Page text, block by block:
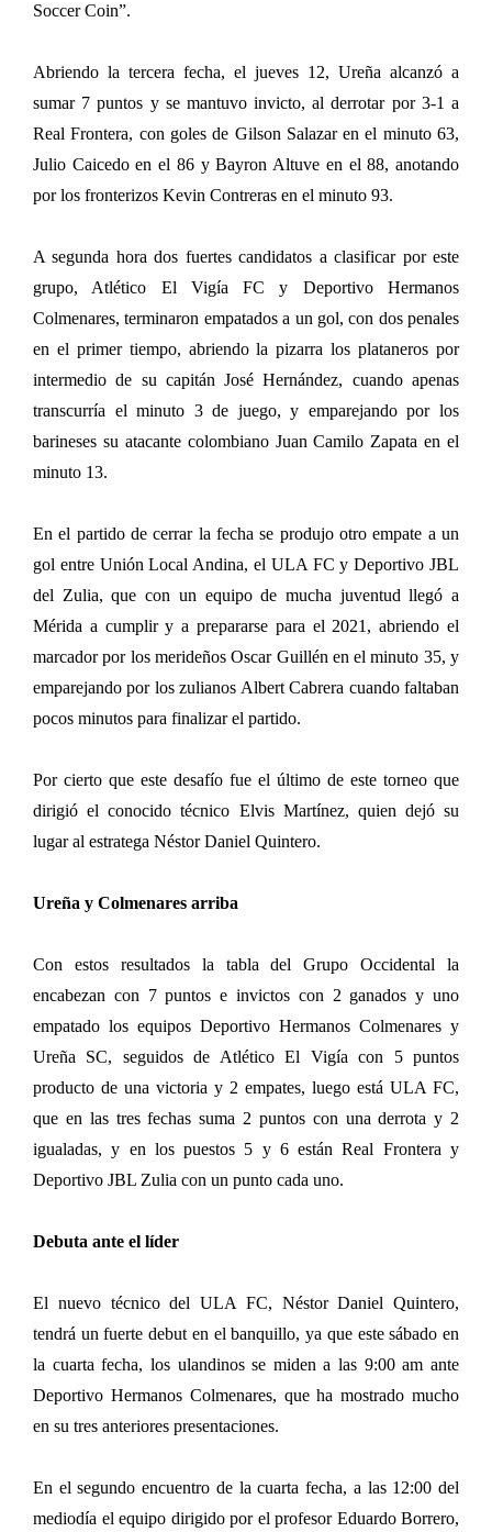
Soccer Coin”.
Abriendo la tercera fecha, el jueves 12, Ureña alcanzó a
sumar 7 puntos y se mantuvo invicto, al derrotar por 3-1 a
Real Frontera, con goles de Gilson Salazar en el minuto 63,
Julio Caicedo en el 86 y Bayron Altuve en el 88, anotando
por los fronterizos Kevin Contreras en el minuto 93.
A segunda hora dos fuertes candidatos a clasificar por este
grupo, Atlético El Vigía FC y Deportivo Hermanos
Colmenares, terminaron empatados a un gol, con dos penales
en el primer tiempo, abriendo la pizarra los plataneros por
intermedio de su capitán José Hernández, cuando apenas
transcurría el minuto 3 de juego, y emparejando por los
barineses su atacante colombiano Juan Camilo Zapata en el
minuto 13.
En el partido de cerrar la fecha se produjo otro empate a un
gol entre Unión Local Andina, el ULA FC y Deportivo JBL
del Zulia, que con un equipo de mucha juventud llegó a
Mérida a cumplir y a prepararse para el 2021, abriendo el
marcador por los merideños Oscar Guillén en el minuto 35, y
emparejando por los zulianos Albert Cabrera cuando faltaban
pocos minutos para finalizar el partido.
Por cierto que este desafío fue el último de este torneo que
dirigió el conocido técnico Elvis Martínez, quien dejó su
lugar al estratega Néstor Daniel Quintero.
Ureña y Colmenares arriba
Con estos resultados la tabla del Grupo Occidental la
encabezan con 7 puntos e invictos con 2 ganados y uno
empatado los equipos Deportivo Hermanos Colmenares y
Ureña SC, seguidos de Atlético El Vigía con 5 puntos
producto de una victoria y 2 empates, luego está ULA FC,
que en las tres fechas suma 2 puntos con una derrota y 2
igualadas, y en los puestos 5 y 6 están Real Frontera y
Deportivo JBL Zulia con un punto cada uno.
Debuta ante el líder
El nuevo técnico del ULA FC, Néstor Daniel Quintero,
tendrá un fuerte debut en el banquillo, ya que este sábado en
la cuarta fecha, los ulandinos se miden a las 9:00 am ante
Deportivo Hermanos Colmenares, que ha mostrado mucho
en su tres anteriores presentaciones.
En el segundo encuentro de la cuarta fecha, a las 12:00 del
mediodía el equipo dirigido por el profesor Eduardo Borrero,